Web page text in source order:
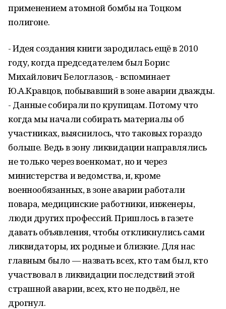
применением атомной бомбы на Тоцком
полигоне.
- Идея создания книги зародилась ещё в 2010
году, когда председателем был Борис
Михайлович Белоглазов, - вспоминает
Ю.А.Кравцов, побывавший в зоне аварии дважды.
- Данные собирали по крупицам. Потому что
когда мы начали собирать материалы об
участниках, выяснилось, что таковых гораздо
больше. Ведь в зону ликвидации направлялись
не только через военкомат, но и через
министерства и ведомства, и, кроме
военнообязанных, в зоне аварии работали
повара, медицинские работники, инженеры,
люди других профессий. Пришлось в газете
давать объявления, чтобы откликнулись сами
ликвидаторы, их родные и близкие. Для нас
главным было — назвать всех, кто там был, кто
участвовал в ликвидации последствий этой
страшной аварии, всех, кто не подвёл, не
дрогнул.